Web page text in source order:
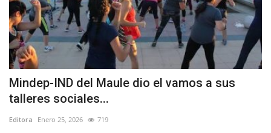
Mindep-IND del Maule dio el vamos a sus
talleres sociales...
Editora Enero 25, 2026 719